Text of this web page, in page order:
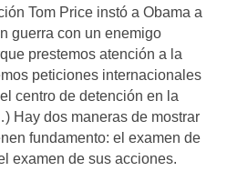
Tom Price instó a Obama a
guerra con un enemigo
prestemos atención a la
peticiones internacionales
centro de detención en la
Hay dos maneras de mostrar
fundamento: el examen de
examen de sus acciones.